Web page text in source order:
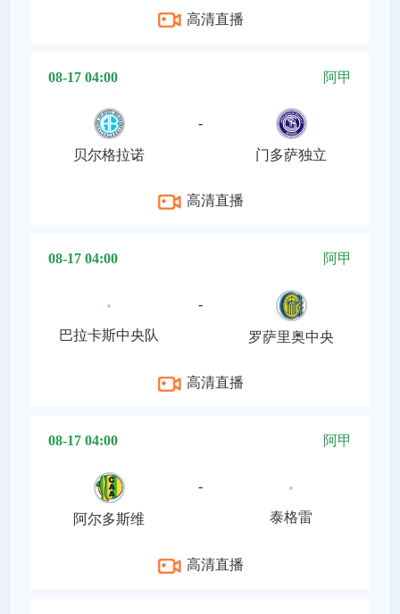
高清直播
08-17 04:00 阿甲
贝尔格拉诺
-
门多萨独立
高清直播
08-17 04:00 阿甲
巴拉卡斯中央队
-
罗萨里奥中央
高清直播
08-17 04:00 阿甲
阿尔多斯维
-
泰格雷
高清直播